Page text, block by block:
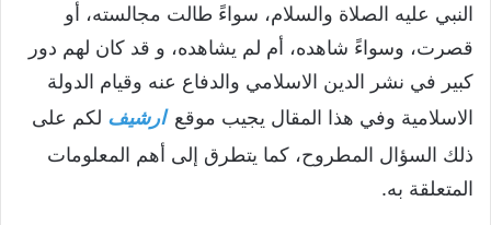
النبي عليه الصلاة والسلام، سواءً طالت مجالسته، أو
قصرت، وسواءً شاهده، أم لم يشاهده، و قد كان لهم دور
كبير في نشر الدين الاسلامي والدفاع عنه وقيام الدولة
الاسلامية وفي هذا المقال يجيب موقع ارشيف لكم على
ذلك السؤال المطروح، كما يتطرق إلى أهم المعلومات
المتعلقة به.